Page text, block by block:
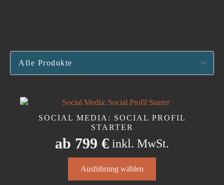
SOCIAL MEDIA: SOCIAL PROFIL
STARTER
ab 799 € inkl. MwSt.
Ausführung wählen
Produkt